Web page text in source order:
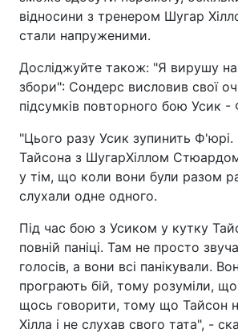
відносини з тренером Шугар
стали напруженими.
Досліджуйте також: "Я вирушу на
збори": Сондерс висловив свої
підсумків повторного бою Усик -
"Цього разу Усик зупинить Ф'юрі.
Тайсона з ШугарХіллом
у тім, що коли вони були разом
слухали одне одного.
Під час бою з Усиком у кутку
повній паніці. Там не просто
голосів, а вони всі панікували.
програють бій, тому розуміли,
щось говорити, тому що Тайсон
Хілла і не слухав свого тата", -